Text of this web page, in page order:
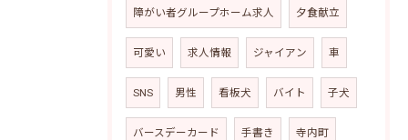
障がい者グループホーム求人 夕食献立
可愛い 求人情報 ジャイアン 車
SNS 男性 看板犬 バイト 子犬
バースデーカード 手書き 寺内町